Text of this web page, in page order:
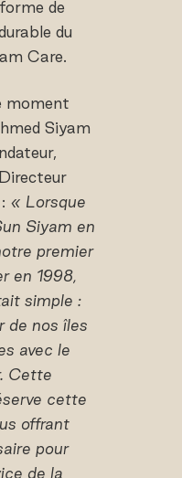
de
du
Care.
moment
Siyam
« Lorsque
Siyam en
premier
en 1998,
simple :
de nos îles
avec le
Cette
cette
offrant
pour
de la